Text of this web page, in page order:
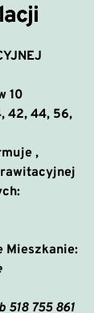
10
42, 44, 56,
,
Mieszkanie:
518 755 861